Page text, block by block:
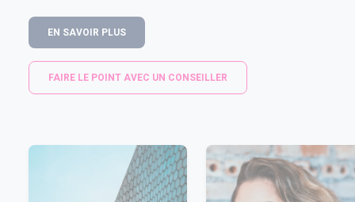
EN SAVOIR PLUS
FAIRE LE POINT AVEC UN CONSEILLER